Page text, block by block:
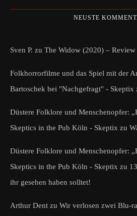
NEUSTE
Sven P. zu The Widow (2020) – Review
Folkhorrorfilme und das Spiel mit der
Bartoschek bei "Nachgefragt" - Skeptix
Düstere Folklore und Menschenopfer:
Skeptics in the Pub Köln - Skeptix zu
Düstere Folklore und Menschenopfer:
Skeptics in the Pub Köln - Skeptix zu
ihr gesehen haben solltet!
Arthur Dent zu Wir verlosen zwei Blu-